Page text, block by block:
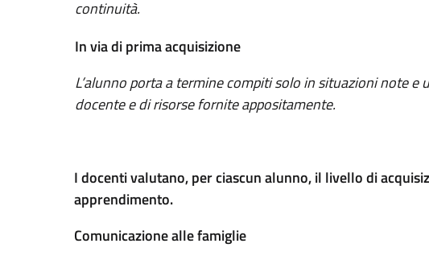
continuità.
In via di prima acquisizione
L’alunno porta a termine compiti solo in situazioni note e
docente e di risorse fornite appositamente.
I docenti valutano, per ciascun alunno, il livello di
apprendimento.
Comunicazione alle famiglie